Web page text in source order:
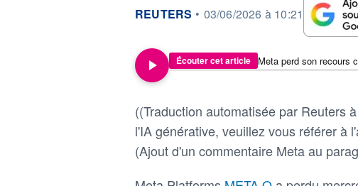
information fournie par
REUTERS • 03/06/2026 à 10:21
Écouter cet article
((Traduction automatisée par Reuters
l'IA générative, veuillez vous référer à
(Ajout d'un commentaire Meta au